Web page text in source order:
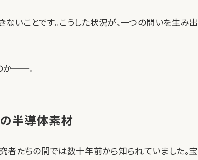
いことです。こうした状況が、一つの問いを生み出
か──。
半導体素材
者たちの間では数十年前から知られていました。宝